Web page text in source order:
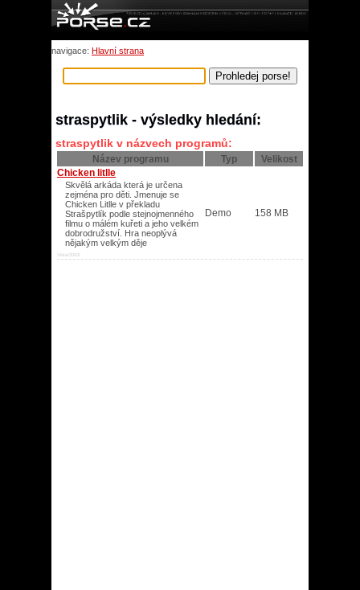
navigace: Hlavní strana
straspytlik - výsledky hledání:
straspytlik v názvech programů:
Název programu Typ
Velikost
Chicken litlle
Skvělá arkáda která je určena
zejména pro děti. Jmenuje se
Chicken Litlle v překladu
Strašpytlík podle stejnojmenného
filmu o málém kuřeti a jeho velkém
dobrodružství. Hra neoplývá
nějakým velkým děje
Vista/2003/
Demo 158 MB